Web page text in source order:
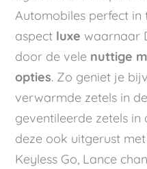
Automobiles perfect
aspect luxe waarnaar
door de vele nuttige
opties. Zo geniet je
verwarmde zetels in
geventileerde zetels
deze ook uitgerust
Keyless Go, Lance